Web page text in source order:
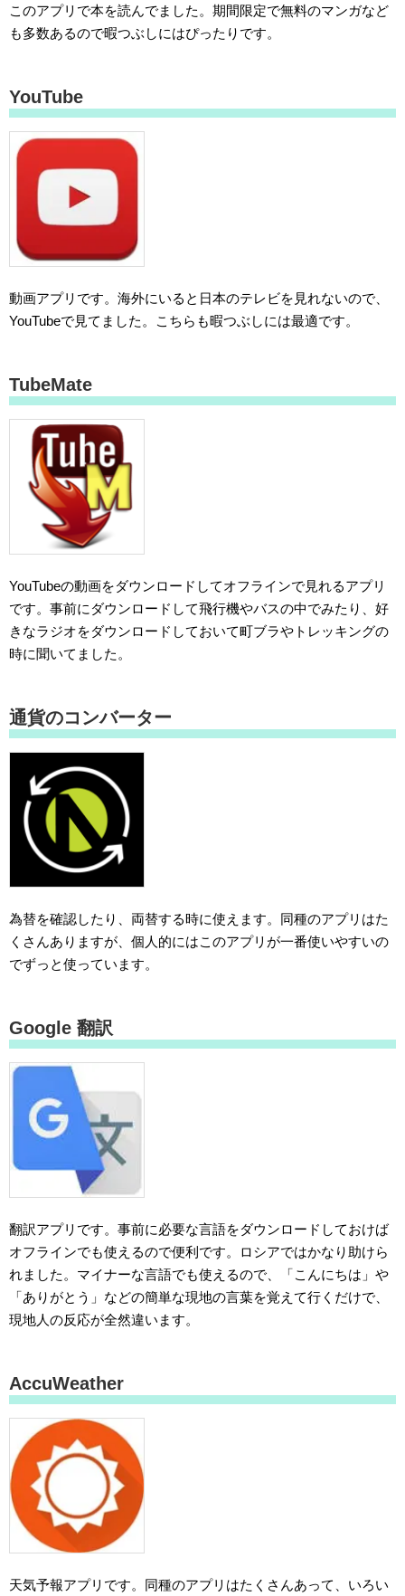
このアプリで本を読んでました。期間限定で無料のマンガなど
も多数あるので暇つぶしにはぴったりです。
YouTube
動画アプリです。海外にいると日本のテレビを見れないので、
YouTubeで見てました。こちらも暇つぶしには最適です。
TubeMate
YouTubeの動画をダウンロードしてオフラインで見れるアプリ
です。事前にダウンロードして飛行機やバスの中でみたり、好
きなラジオをダウンロードしておいて町ブラやトレッキングの
時に聞いてました。
通貨のコンバーター
為替を確認したり、両替する時に使えます。同種のアプリはた
くさんありますが、個人的にはこのアプリが一番使いやすいの
でずっと使っています。
Google 翻訳
翻訳アプリです。事前に必要な言語をダウンロードしておけば
オフラインでも使えるので便利です。ロシアではかなり助けら
れました。マイナーな言語でも使えるので、「こんにちは」や
「ありがとう」などの簡単な現地の言葉を覚えて行くだけで、
現地人の反応が全然違います。
AccuWeather
天気予報アプリです。同種のアプリはたくさんあって、いろい